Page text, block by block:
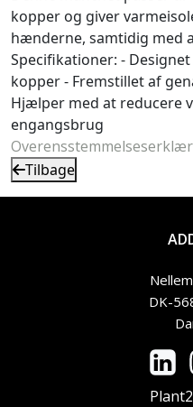
kopper og giver
hænderne, samtidig med
Specifikationer: -
kopper - Fremstillet af
Hjælper med at reducere
engangsbrug
Tilbage
DK-